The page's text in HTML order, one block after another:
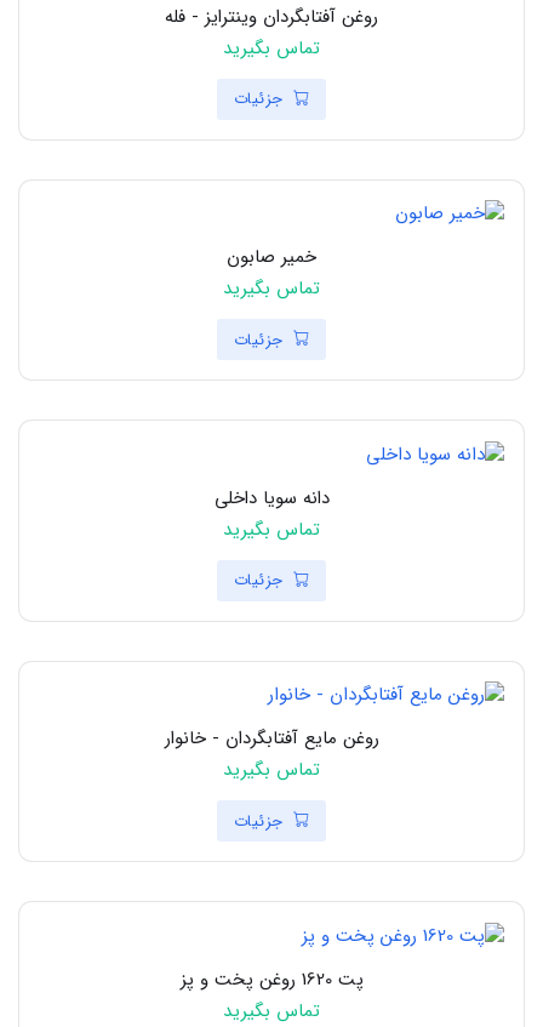
روغن آفتابگردان وینترایز - فله
تماس بگیرید
جزئیات
خمیر صابون
تماس بگیرید
جزئیات
دانه سویا داخلی
تماس بگیرید
جزئیات
روغن مایع آفتابگردان - خانوار
تماس بگیرید
جزئیات
پت 1620 روغن پخت و پز
تماس بگیرید